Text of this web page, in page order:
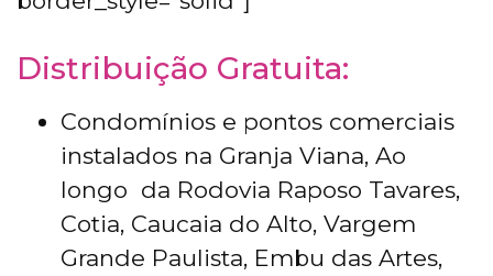
Distribuição Gratuita:
Condomínios e pontos comerciais
instalados na Granja Viana, Ao
longo da Rodovia Raposo Tavares,
Cotia, Caucaia do Alto, Vargem
Grande Paulista, Embu das Artes,